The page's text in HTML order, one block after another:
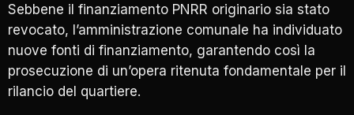
Sebbene il finanziamento PNRR originario sia stato
revocato, l’amministrazione comunale ha individuato
nuove fonti di finanziamento, garantendo così la
prosecuzione di un’opera ritenuta fondamentale per il
rilancio del quartiere.